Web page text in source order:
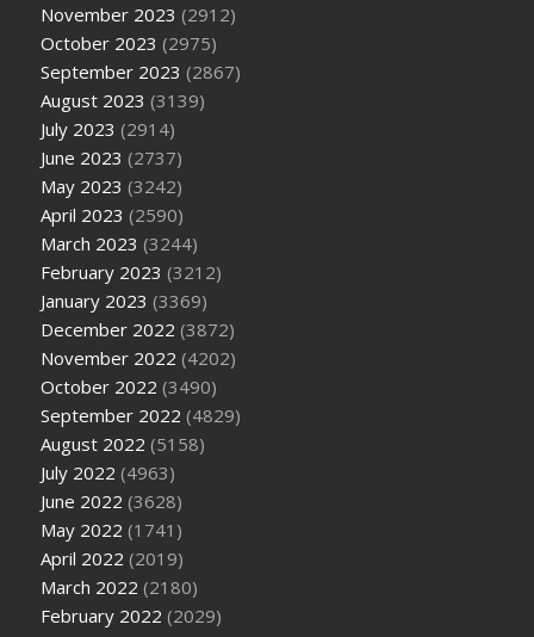
November 2023 (2912)
October 2023 (2975)
September 2023 (2867)
August 2023 (3139)
July 2023 (2914)
June 2023 (2737)
May 2023 (3242)
April 2023 (2590)
March 2023 (3244)
February 2023 (3212)
January 2023 (3369)
December 2022 (3872)
November 2022 (4202)
October 2022 (3490)
September 2022 (4829)
August 2022 (5158)
July 2022 (4963)
June 2022 (3628)
May 2022 (1741)
April 2022 (2019)
March 2022 (2180)
February 2022 (2029)